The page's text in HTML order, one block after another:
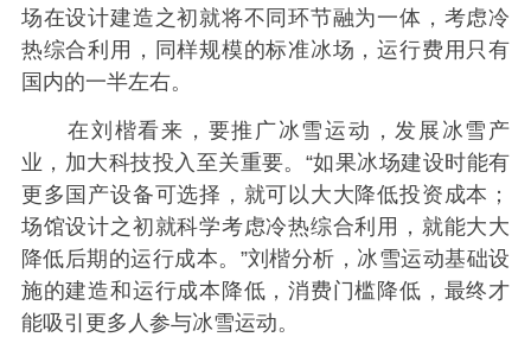
场在设计建造之初就将不同环节融为一体，考虑冷
热综合利用，同样规模的标准冰场，运行费用只有
国内的一半左右。
在刘楷看来，要推广冰雪运动，发展冰雪产
业，加大科技投入至关重要。“如果冰场建设时能有
更多国产设备可选择，就可以大大降低投资成本；
场馆设计之初就科学考虑冷热综合利用，就能大大
降低后期的运行成本。”刘楷分析，冰雪运动基础设
施的建造和运行成本降低，消费门槛降低，最终才
能吸引更多人参与冰雪运动。